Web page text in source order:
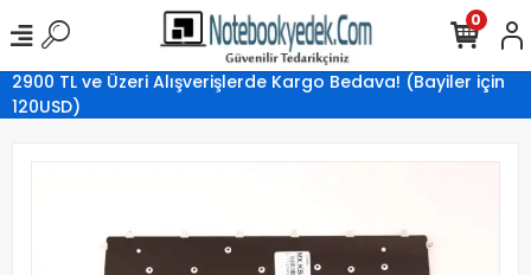
2900 TL ve Üzeri Alışverişlerde Kargo Bedava! (Bayiler için
120USD)
0